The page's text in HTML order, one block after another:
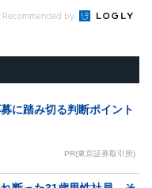
Recommended by
に踏み切る判断ポイント
PR(東京証券取引所)